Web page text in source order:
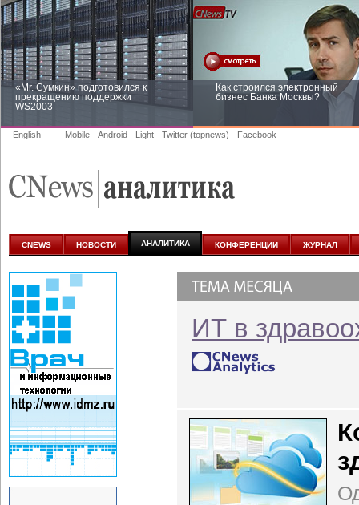
«Mr. Сумкин» подготовился к
прекращению поддержки
WS2003
Как строился электронный
бизнес Банка Москвы?
аналитике
English Mobile Android Light Twitter (topnews) Facebook
CNEWS НОВОСТИ АНАЛИТИКА КОНФЕРЕНЦИИ ЖУРНАЛ
ИТ в